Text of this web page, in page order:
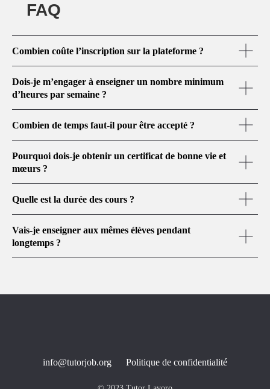
FAQ
Combien coûte l’inscription sur la plateforme ?
Dois-je m’engager à enseigner un nombre minimum
d’heures par semaine ?
Combien de temps faut-il pour être accepté ?
Pourquoi dois-je obtenir un certificat de bonne vie et
mœurs ?
Quelle est la durée des cours ?
Vais-je enseigner aux mêmes élèves pendant
longtemps ?
info@tutorjob.org Politique de confidentialité